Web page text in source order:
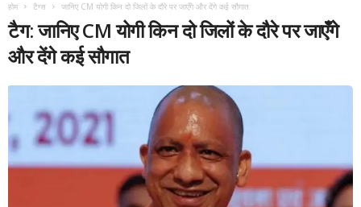
होम टैग्स जानिए CM योगी किन दो जिलों के दौरे पर जाएँगे और देंगे कई सौगात
टैग: जानिए CM योगी किन दो जिलों के दौरे पर जाएँगे
और देंगे कई सौगात